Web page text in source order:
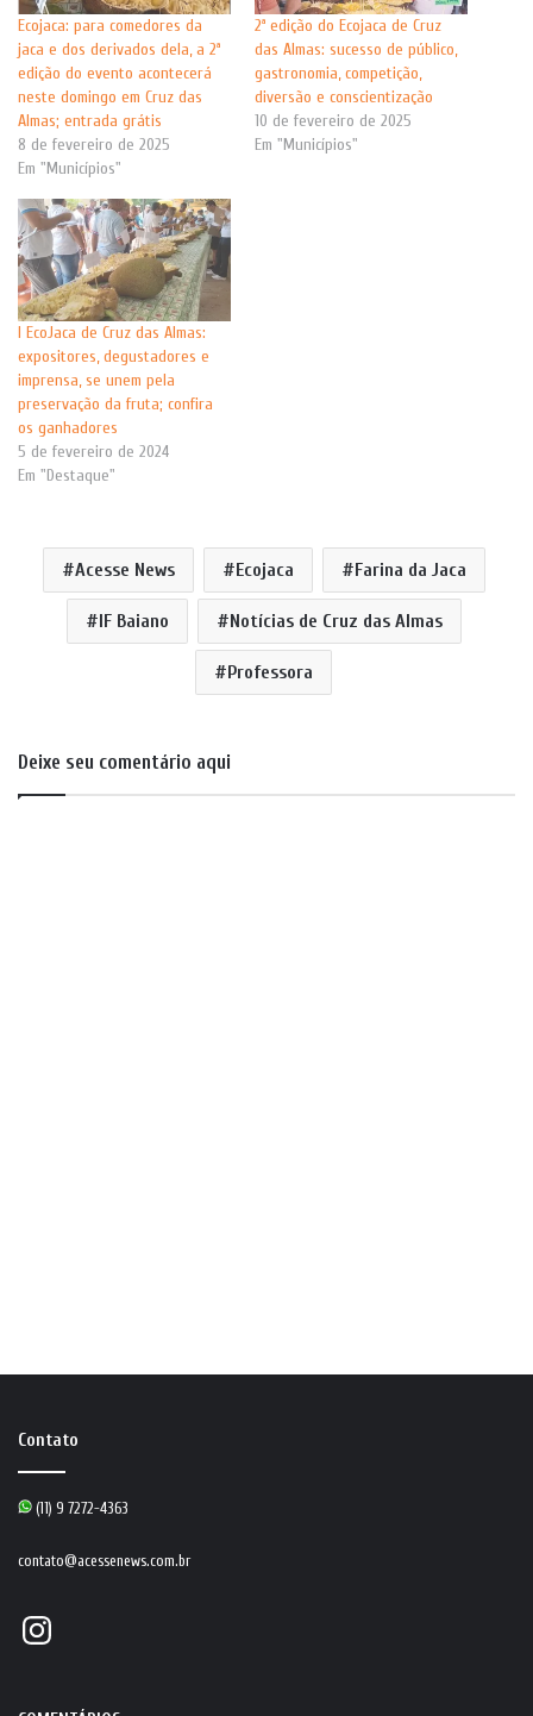
Ecojaca: para comedores da
jaca e dos derivados dela, a 2ª
edição do evento acontecerá
neste domingo em Cruz das
Almas; entrada grátis
8 de fevereiro de 2025
Em "Municípios"
2ª edição do Ecojaca de Cruz
das Almas: sucesso de público,
gastronomia, competição,
diversão e conscientização
10 de fevereiro de 2025
Em "Municípios"
I EcoJaca de Cruz das Almas:
expositores, degustadores e
imprensa, se unem pela
preservação da fruta; confira
os ganhadores
5 de fevereiro de 2024
Em "Destaque"
Acesse News Ecojaca Farina da Jaca
IF Baiano Notícias de Cruz das Almas
Professora
Deixe seu comentário aqui
Contato
(11) 9 7272-4363
contato@acessenews.com.br
Instagram